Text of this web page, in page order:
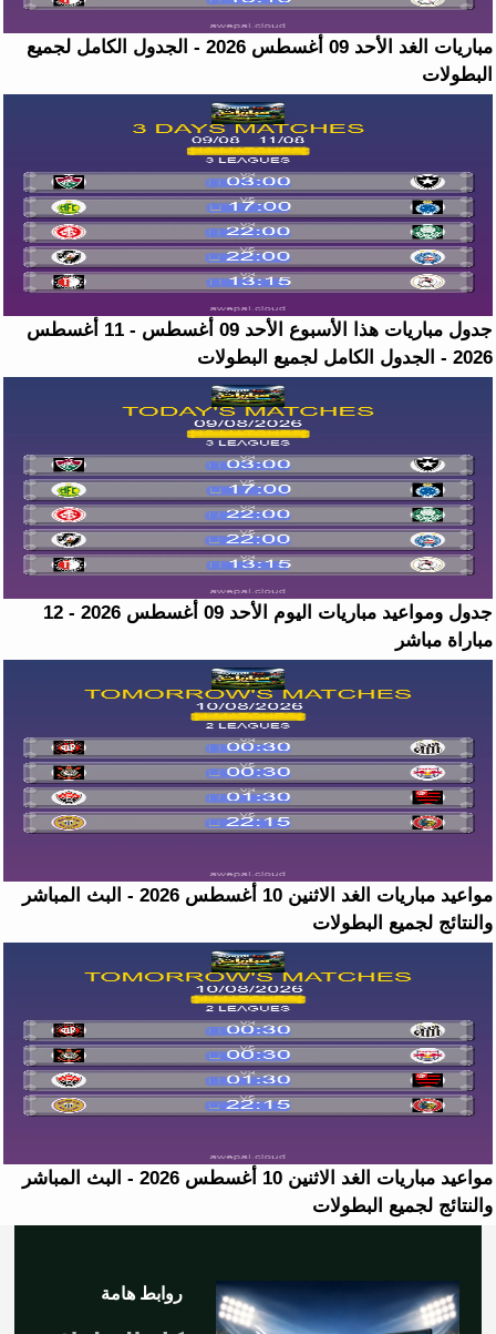
مباريات الغد الأحد 09 أغسطس 2026 - الجدول الكامل لجميع
البطولات
جدول مباريات هذا الأسبوع الأحد 09 أغسطس - 11 أغسطس
2026 - الجدول الكامل لجميع البطولات
جدول ومواعيد مباريات اليوم الأحد 09 أغسطس 2026 - 12
مباراة مباشر
مواعيد مباريات الغد الاثنين 10 أغسطس 2026 - البث المباشر
والنتائج لجميع البطولات
مواعيد مباريات الغد الاثنين 10 أغسطس 2026 - البث المباشر
والنتائج لجميع البطولات
روابط هامة